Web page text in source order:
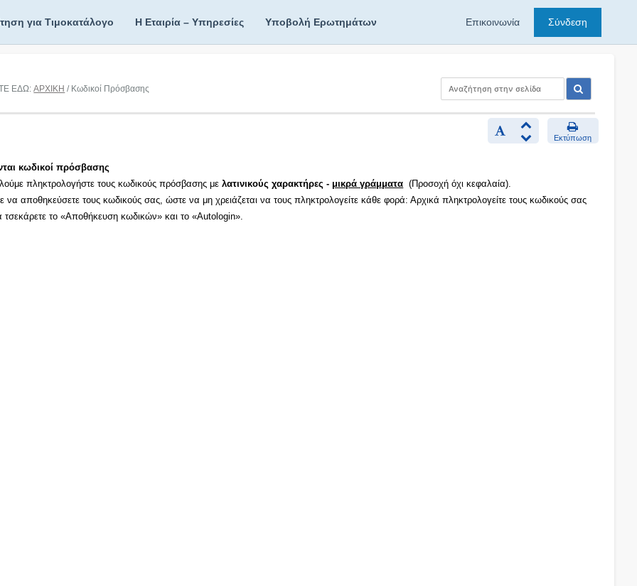
για Τιμοκατάλογο Η Εταιρία – Υπηρεσίες Υποβολή Ερωτημάτων Επικοινωνία Σύνδεση
ΕΔΩ:ΑΡΧΙΚΗ / Κωδικοί Πρόσβασης
Εκτύπωση
κωδικοί πρόσβασης
πληκτρολογήστε τους κωδικούς πρόσβασης μελατινικούς χαρακτήρες - μικρά γράμματα (Προσοχή όχι κεφαλαία).
να αποθηκεύσετε τους κωδικούς σας, ώστε να μη χρειάζεται να τους πληκτρολογείτε κάθε φορά: Αρχικά πληκτρολογείτε τους κωδικούς σας
τσεκάρετε το «Αποθήκευση κωδικών» και το «Autologin».